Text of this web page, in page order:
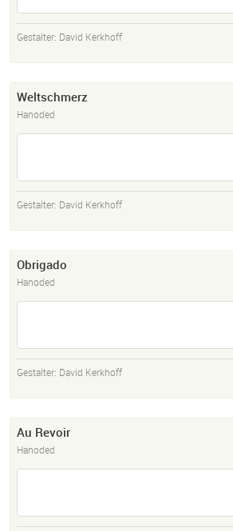
Gestalter: David Kerkhoff
Weltschmerz
Hanoded
Gestalter: David Kerkhoff
Obrigado
Hanoded
Gestalter: David Kerkhoff
Au Revoir
Hanoded